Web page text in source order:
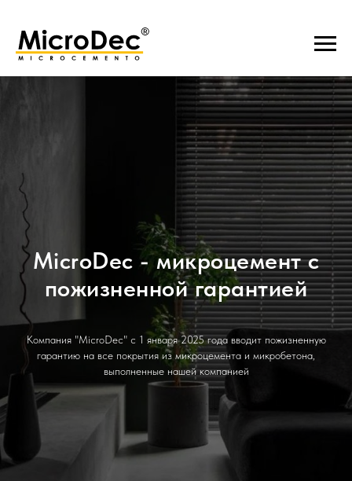
MicroDec - микроцемент с
пожизненной гарантией
Компания "MicroDec" с 1 января 2025 года вводит пожизненную
гарантию на все покрытия из микроцемента и микробетона,
выполненные нашей компанией